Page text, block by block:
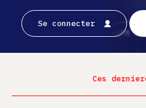
Se connecter
Ces